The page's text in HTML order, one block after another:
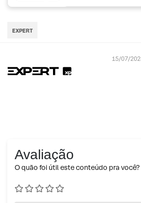
EXPERT
15/07/
Avaliação
O quão foi útil este conteúdo pra você?